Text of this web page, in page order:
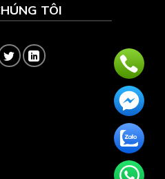
TÔI